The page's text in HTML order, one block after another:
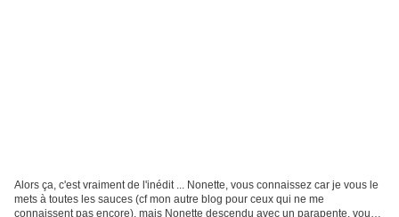
Alors ça, c'est vraiment de l'inédit ... Nonette, vous connaissez car je vous le
mets à toutes les sauces (cf mon autre blog pour ceux qui ne me
connaissent pas encore), mais Nonette descendu avec un parapente, vous